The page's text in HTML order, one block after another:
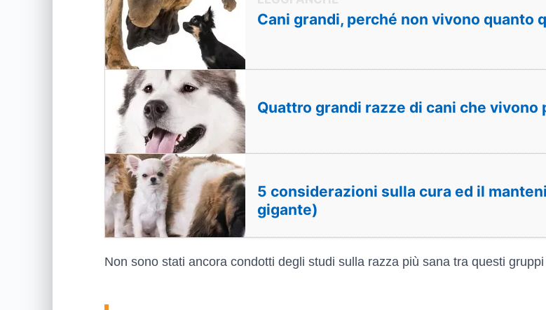
Cani grandi, perché non vivono quanto
Quattro grandi razze di cani che vivono
5 considerazioni sulla cura ed il
gigante)
Non sono stati ancora condotti degli studi sulla razza più sana tra questi